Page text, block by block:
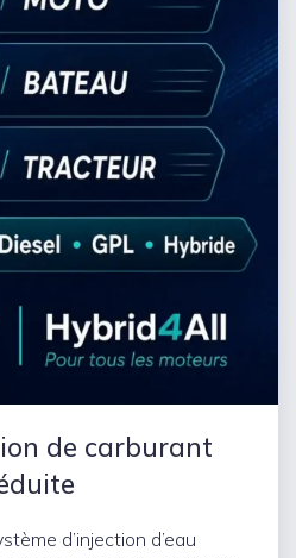
de carburant
d’injection d’eau